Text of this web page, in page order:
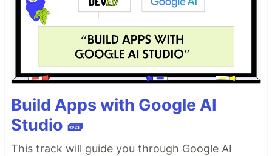
Build Apps with Google AI
Studio 🧱
This track will guide you through Google AI